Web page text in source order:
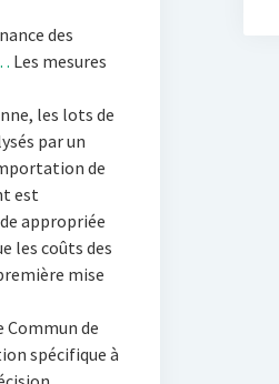
des
Les mesures
les lots de
par un
de
est
appropriée
les coûts des
mise
Commun de
spécifique à